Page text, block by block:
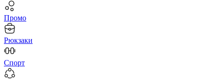
Промо
Рюкзаки
Спорт